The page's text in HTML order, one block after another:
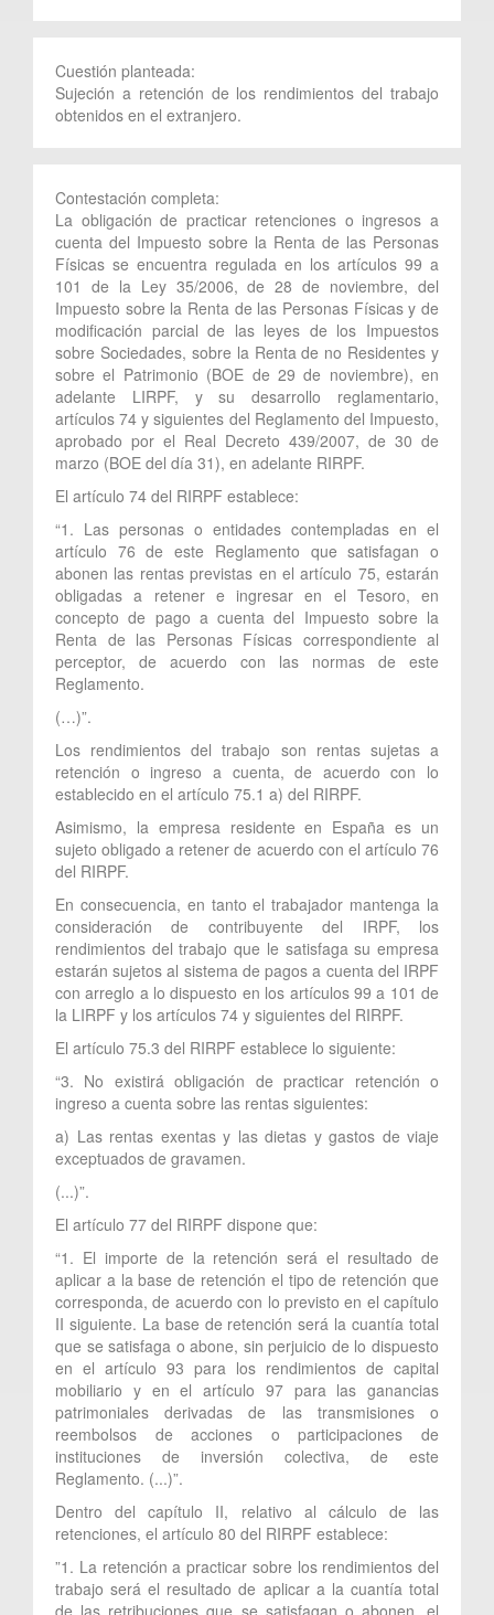
Cuestión planteada:
Sujeción a retención de los rendimientos del trabajo
obtenidos en el extranjero.
Contestación completa:
La obligación de practicar retenciones o ingresos a
cuenta del Impuesto sobre la Renta de las Personas
Físicas se encuentra regulada en los artículos 99 a
101 de la Ley 35/2006, de 28 de noviembre, del
Impuesto sobre la Renta de las Personas Físicas y de
modificación parcial de las leyes de los Impuestos
sobre Sociedades, sobre la Renta de no Residentes y
sobre el Patrimonio (BOE de 29 de noviembre), en
adelante LIRPF, y su desarrollo reglamentario,
artículos 74 y siguientes del Reglamento del Impuesto,
aprobado por el Real Decreto 439/2007, de 30 de
marzo (BOE del día 31), en adelante RIRPF.
El artículo 74 del RIRPF establece:
“1. Las personas o entidades contempladas en el
artículo 76 de este Reglamento que satisfagan o
abonen las rentas previstas en el artículo 75, estarán
obligadas a retener e ingresar en el Tesoro, en
concepto de pago a cuenta del Impuesto sobre la
Renta de las Personas Físicas correspondiente al
perceptor, de acuerdo con las normas de este
Reglamento.
(…)”.
Los rendimientos del trabajo son rentas sujetas a
retención o ingreso a cuenta, de acuerdo con lo
establecido en el artículo 75.1 a) del RIRPF.
Asimismo, la empresa residente en España es un
sujeto obligado a retener de acuerdo con el artículo 76
del RIRPF.
En consecuencia, en tanto el trabajador mantenga la
consideración de contribuyente del IRPF, los
rendimientos del trabajo que le satisfaga su empresa
estarán sujetos al sistema de pagos a cuenta del IRPF
con arreglo a lo dispuesto en los artículos 99 a 101 de
la LIRPF y los artículos 74 y siguientes del RIRPF.
El artículo 75.3 del RIRPF establece lo siguiente:
“3. No existirá obligación de practicar retención o
ingreso a cuenta sobre las rentas siguientes:
a) Las rentas exentas y las dietas y gastos de viaje
exceptuados de gravamen.
(...)”.
El artículo 77 del RIRPF dispone que:
“1. El importe de la retención será el resultado de
aplicar a la base de retención el tipo de retención que
corresponda, de acuerdo con lo previsto en el capítulo
II siguiente. La base de retención será la cuantía total
que se satisfaga o abone, sin perjuicio de lo dispuesto
en el artículo 93 para los rendimientos de capital
mobiliario y en el artículo 97 para las ganancias
patrimoniales derivadas de las transmisiones o
reembolsos de acciones o participaciones de
instituciones de inversión colectiva, de este
Reglamento. (...)”.
Dentro del capítulo II, relativo al cálculo de las
retenciones, el artículo 80 del RIRPF establece:
”1. La retención a practicar sobre los rendimientos del
trabajo será el resultado de aplicar a la cuantía total
de las retribuciones que se satisfagan o abonen, el